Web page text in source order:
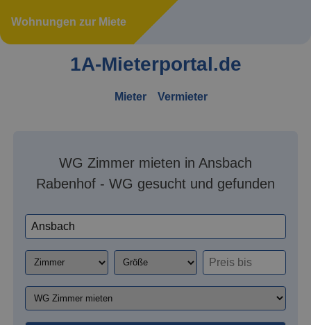
Wohnungen zur Miete
1A-Mieterportal.de
Mieter Vermieter
WG Zimmer mieten in Ansbach
Rabenhof - WG gesucht und gefunden